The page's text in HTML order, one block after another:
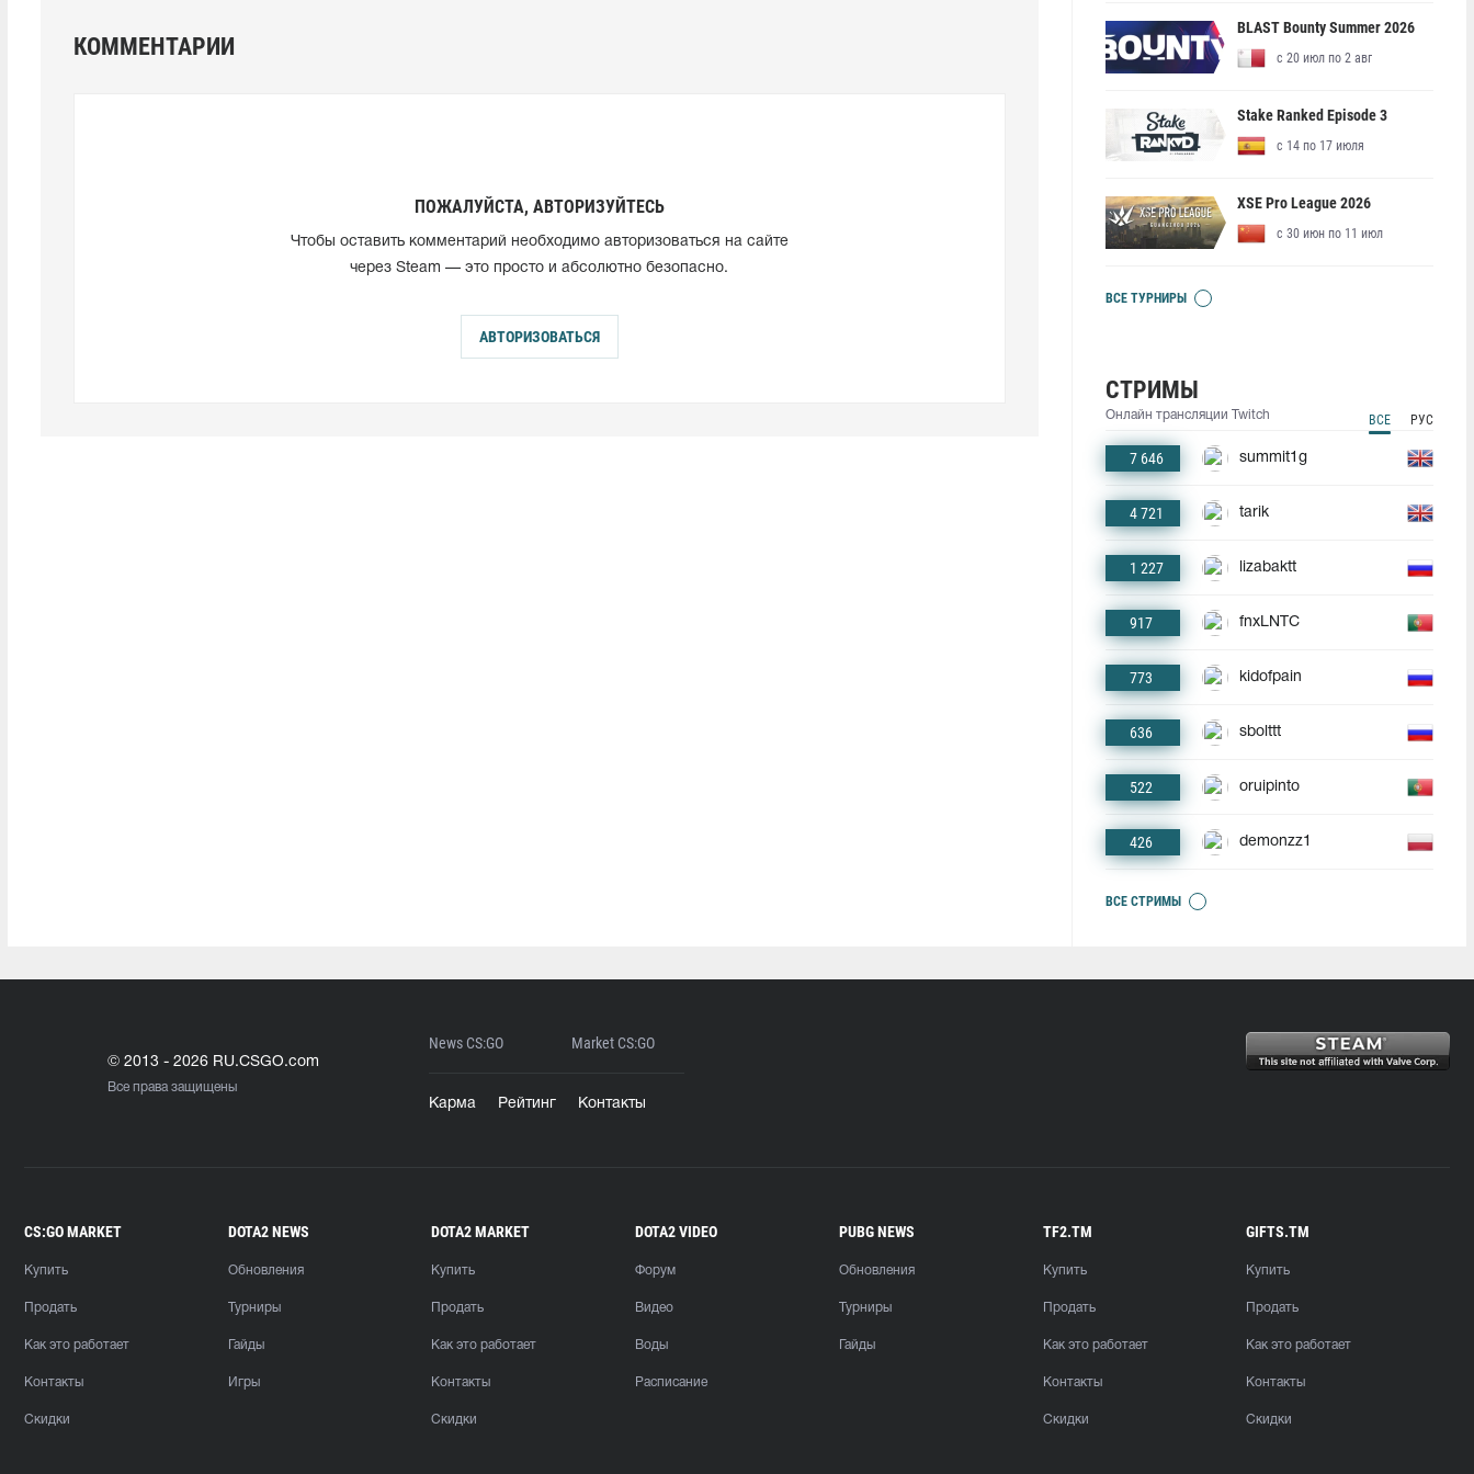
КОММЕНТАРИИ
ПОЖАЛУЙСТА, АВТОРИЗУЙТЕСЬ
Чтобы оставить комментарий необходимо авторизоваться на сайте
через Steam — это просто и абсолютно безопасно.
АВТОРИЗОВАТЬСЯ
BLAST Bounty Summer 2026
с 20 июл по 2 авг
Stake Ranked Episode 3
с 14 по 17 июля
XSE Pro League 2026
с 30 июн по 11 июл
ВСЕ ТУРНИРЫ
СТРИМЫ
Онлайн трансляции Twitch ВСЕ РУС
7 646 summit1g
4 721 tarik
1 227 lizabaktt
917 fnxLNTC
773 kidofpain
636 sbolttt
522 oruipinto
426 demonzz1
ВСЕ СТРИМЫ
© 2013 - 2026 RU.CSGO.com
Все права защищены
News CS:GO Market CS:GO
Карма Рейтинг Контакты
CS:GO MARKET
Купить
Продать
Как это работает
Контакты
Скидки
DOTA2 NEWS
Обновления
Турниры
Гайды
Игры
DOTA2 MARKET
Купить
Продать
Как это работает
Контакты
Скидки
DOTA2 VIDEO
Форум
Видео
Воды
Расписание
PUBG NEWS
Обновления
Турниры
Гайды
TF2.TM
Купить
Продать
Как это работает
Контакты
Скидки
GIFTS.TM
Купить
Продать
Как это работает
Контакты
Скидки